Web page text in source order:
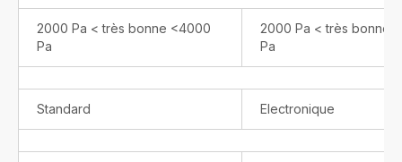
2000 Pa < très bonne <4000
Pa
2000 Pa < très bonne
Pa
Standard Electronique